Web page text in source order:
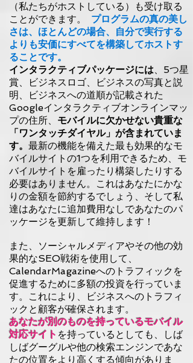
（私たちがホストしている）も受け取る
ことができます。
プログラムの真の美し
さは、ほとんどの場合、自分で実行する
よりも安価にすべてを構築してホストす
ることです。
インタラクティブパッケージには、5つ星
賞、ビジネスロゴ、ビジネスの写真と説
明、ビジネスへの道順が記載された
Googleインタラクティブオンラインマッ
プの住所、 モバイルに欠かせない貴重な
「ワンタッチダイヤル」が含まれていま
す。 最新の機能を備えた最も効果的なモ
バイルサイトの1つを利用できるため、モ
バイルサイトを雇ったり構築したりする
必要はありません。これはあなたにかな
りの金額を節約するでしょう、そして私
達はあなたに追加費用なしであなたのパ
ッケージを更新して維持します！
また、ソーシャルメディアやその他の効
果的なSEO戦術を使用して、
CalendarMagazineへのトラフィックを
促進するために多額の投資を行っていま
す。これにより、ビジネスへのトラフィ
ックと顧客が確保されます。
あなたが別のものを持っているモバイル
対応サイト を持っているとしても、
しば
しばグーグルや他の検索エンジンであな
たの位置をより高くする傾向がありま